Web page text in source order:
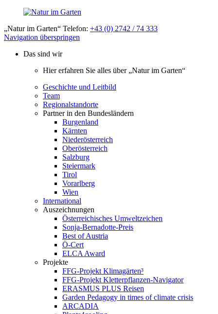
„Natur im Garten“ Telefon: +43 (0) 2742 / 74 333
Navigation überspringen
Das sind wir
Hier erfahren Sie alles über „Natur im Garten“
Geschichte und Leitbild
Team
Regionalstandorte
Partner in den Bundesländern
Burgenland
Kärnten
Niederösterreich
Oberösterreich
Salzburg
Steiermark
Tirol
Vorarlberg
Wien
International
Auszeichnungen
Österreichisches Umweltzeichen
Sonja-Bernadotte-Preis
Best of Austria
Ö-Cert
ELCA Award
Projekte
FFG-Projekt Klimagärten³
FFG-Projekt Kletterpflanzen-Navigator
ERASMUS PLUS Reisen
Garden Pedagogy in times of climate crisis
ARCADIA